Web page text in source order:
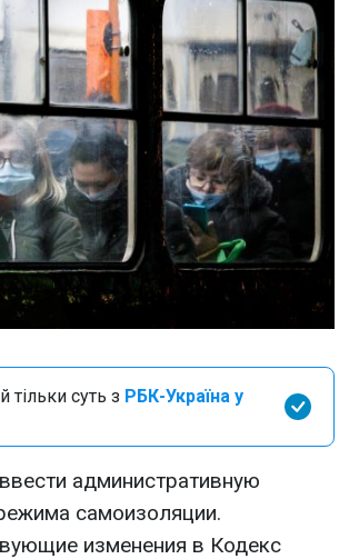
суть з РБК-Україна у
административную
самоизоляции.
изменения в Кодекс